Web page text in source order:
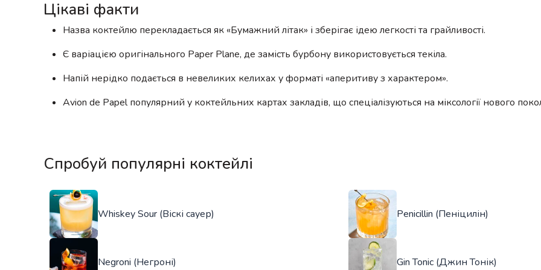
Цікаві факти
Назва коктейлю перекладається як «Бумажний літак» і зберігає ідею легкості та грайливості.
Є варіацією оригінального Paper Plane, де замість бурбону використовується текіла.
Напій нерідко подається в невеликих келихах у форматі «аперитиву з характером».
Avion de Papel популярний у коктейльних картах закладів, що спеціалізуються на міксології нового
Спробуй популярні коктейлі
Whiskey Sour (Віскі сауер) Penicillin (Пеніцилін)
Negroni (Негроні) Gin Tonic (Джин Тонік)